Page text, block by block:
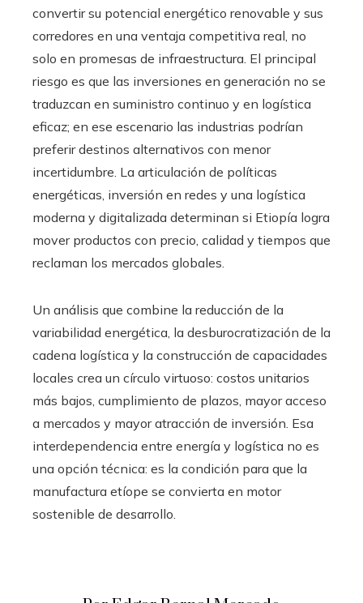
convertir su potencial energético renovable y sus
corredores en una ventaja competitiva real, no
solo en promesas de infraestructura. El principal
riesgo es que las inversiones en generación no se
traduzcan en suministro continuo y en logística
eficaz; en ese escenario las industrias podrían
preferir destinos alternativos con menor
incertidumbre. La articulación de políticas
energéticas, inversión en redes y una logística
moderna y digitalizada determinan si Etiopía logra
mover productos con precio, calidad y tiempos que
reclaman los mercados globales.
Un análisis que combine la reducción de la
variabilidad energética, la desburocratización de la
cadena logística y la construcción de capacidades
locales crea un círculo virtuoso: costos unitarios
más bajos, cumplimiento de plazos, mayor acceso
a mercados y mayor atracción de inversión. Esa
interdependencia entre energía y logística no es
una opción técnica: es la condición para que la
manufactura etíope se convierta en motor
sostenible de desarrollo.